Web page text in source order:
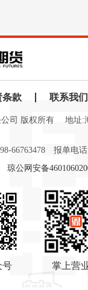
条款 联系我们
司 版权所有
地址:
66763478
报单电话
琼公网安备
号 掌上营